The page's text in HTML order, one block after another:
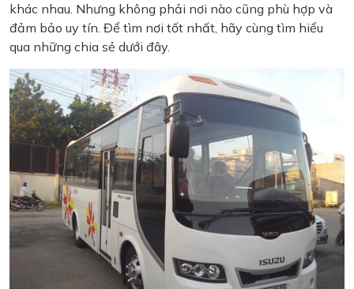
khác nhau. Nhưng không phải nơi nào cũng phù hợp và
đảm bảo uy tín. Để tìm nơi tốt nhất, hãy cùng tìm hiểu
qua những chia sẻ dưới đây.